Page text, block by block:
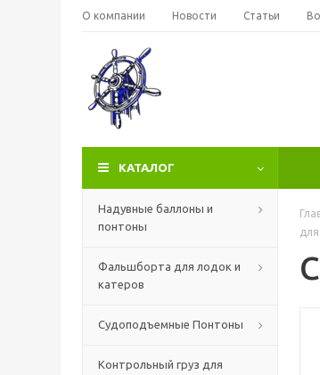
О компании Новости Статьи
КАТАЛОГ
Надувные баллоны и
понтоны
Фальшборта для лодок и
катеров
Судоподъемные Понтоны
Контрольный груз для